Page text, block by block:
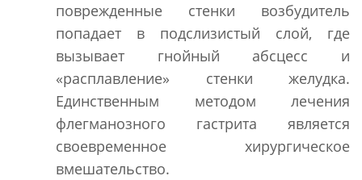
поврежденные стенки возбудитель
попадает в подслизистый слой, где
вызывает гнойный абсцесс и
«расплавление» стенки желудка.
Единственным методом лечения
флегманозного гастрита является
своевременное хирургическое
вмешательство.